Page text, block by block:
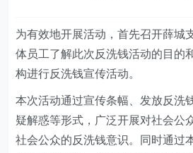
为有效地开展活动，首先召开薛城
体员工了解此次反洗钱活动的目的
构进行反洗钱宣传活动。
本次活动通过宣传条幅、发放反洗
疑解惑等形式，广泛开展对社会公
社会公众的反洗钱意识。同时通过